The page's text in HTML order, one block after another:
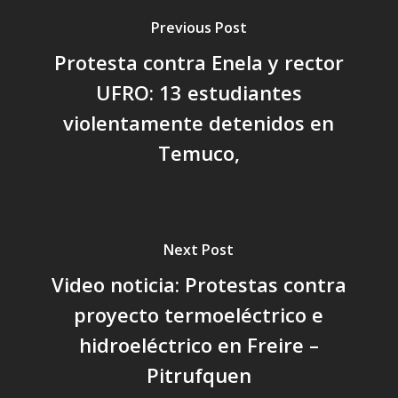
Previous Post
Protesta contra Enela y rector
UFRO: 13 estudiantes
violentamente detenidos en
Temuco,
Next Post
Video noticia: Protestas contra
proyecto termoeléctrico e
hidroeléctrico en Freire –
Pitrufquen